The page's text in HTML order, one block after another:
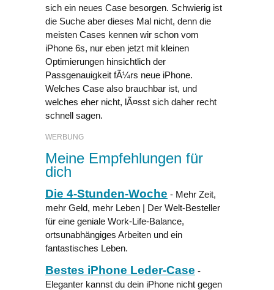
sich ein neues Case besorgen. Schwierig ist
die Suche aber dieses Mal nicht, denn die
meisten Cases kennen wir schon vom
iPhone 6s, nur eben jetzt mit kleinen
Optimierungen hinsichtlich der
Passgenauigkeit fÃ¼rs neue iPhone.
Welches Case also brauchbar ist, und
welches eher nicht, lÃ¤sst sich daher recht
schnell sagen.
WERBUNG
Meine Empfehlungen für
dich
Die 4-Stunden-Woche - Mehr Zeit,
mehr Geld, mehr Leben | Der Welt-Besteller
für eine geniale Work-Life-Balance,
ortsunabhängiges Arbeiten und ein
fantastisches Leben.
Bestes iPhone Leder-Case -
Eleganter kannst du dein iPhone nicht gegen